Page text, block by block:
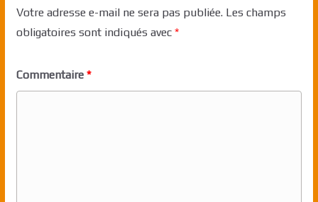
Votre adresse e-mail ne sera pas publiée. Les champs
obligatoires sont indiqués avec *
Commentaire *